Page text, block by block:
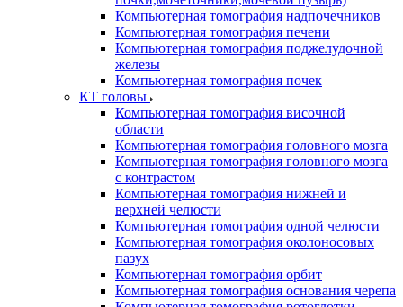
Компьютерная томография надпочечников
Компьютерная томография печени
Компьютерная томография поджелудочной
железы
Компьютерная томография почек
КТ головы
Компьютерная томография височной
области
Компьютерная томография головного мозга
Компьютерная томография головного мозга
с контрастом
Компьютерная томография нижней и
верхней челюсти
Компьютерная томография одной челюсти
Компьютерная томография околоносовых
пазух
Компьютерная томография орбит
Компьютерная томография основания черепа